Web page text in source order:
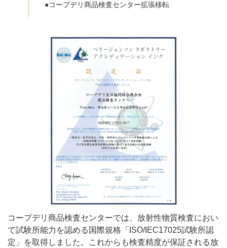
●コープデリ商品検査センター拡張移転
コープデリ商品検査センターでは、放射性物質検査におい
て試験所能力を認める国際規格「ISO/IEC17025試験所認
定」を取得しました。これからも検査精度が保証される放